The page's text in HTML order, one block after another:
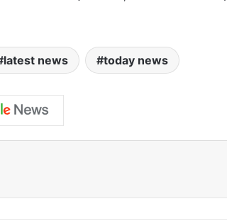
latest news today news